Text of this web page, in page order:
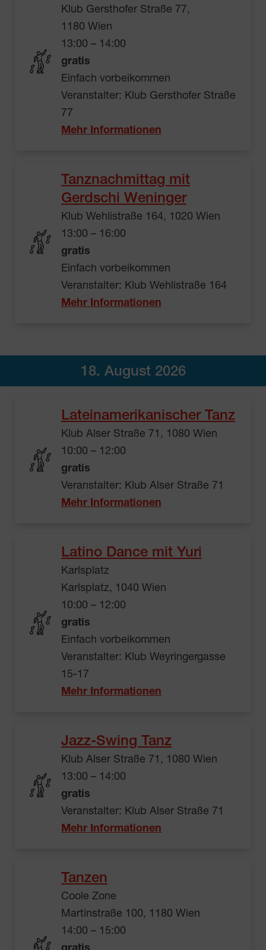
Klub Gersthofer Straße 77,
1180 Wien
13:00 – 14:00
gratis
Einfach vorbeikommen
Veranstalter: Klub Gersthofer Straße
77
Mehr Informationen
Tanznachmittag mit
Gerdschi Weninger
Klub Wehlistraße 164, 1020 Wien
13:00 – 16:00
gratis
Einfach vorbeikommen
Veranstalter: Klub Wehlistraße 164
Mehr Informationen
18. August 2026
Lateinamerikanischer Tanz
Klub Alser Straße 71, 1080 Wien
10:00 – 12:00
gratis
Veranstalter: Klub Alser Straße 71
Mehr Informationen
Latino Dance mit Yuri
Karlsplatz
Karlsplatz, 1040 Wien
10:00 – 12:00
gratis
Einfach vorbeikommen
Veranstalter: Klub Weyringergasse
15-17
Mehr Informationen
Jazz-Swing Tanz
Klub Alser Straße 71, 1080 Wien
13:00 – 14:00
gratis
Veranstalter: Klub Alser Straße 71
Mehr Informationen
Tanzen
Coole Zone
Martinstraße 100, 1180 Wien
14:00 – 15:00